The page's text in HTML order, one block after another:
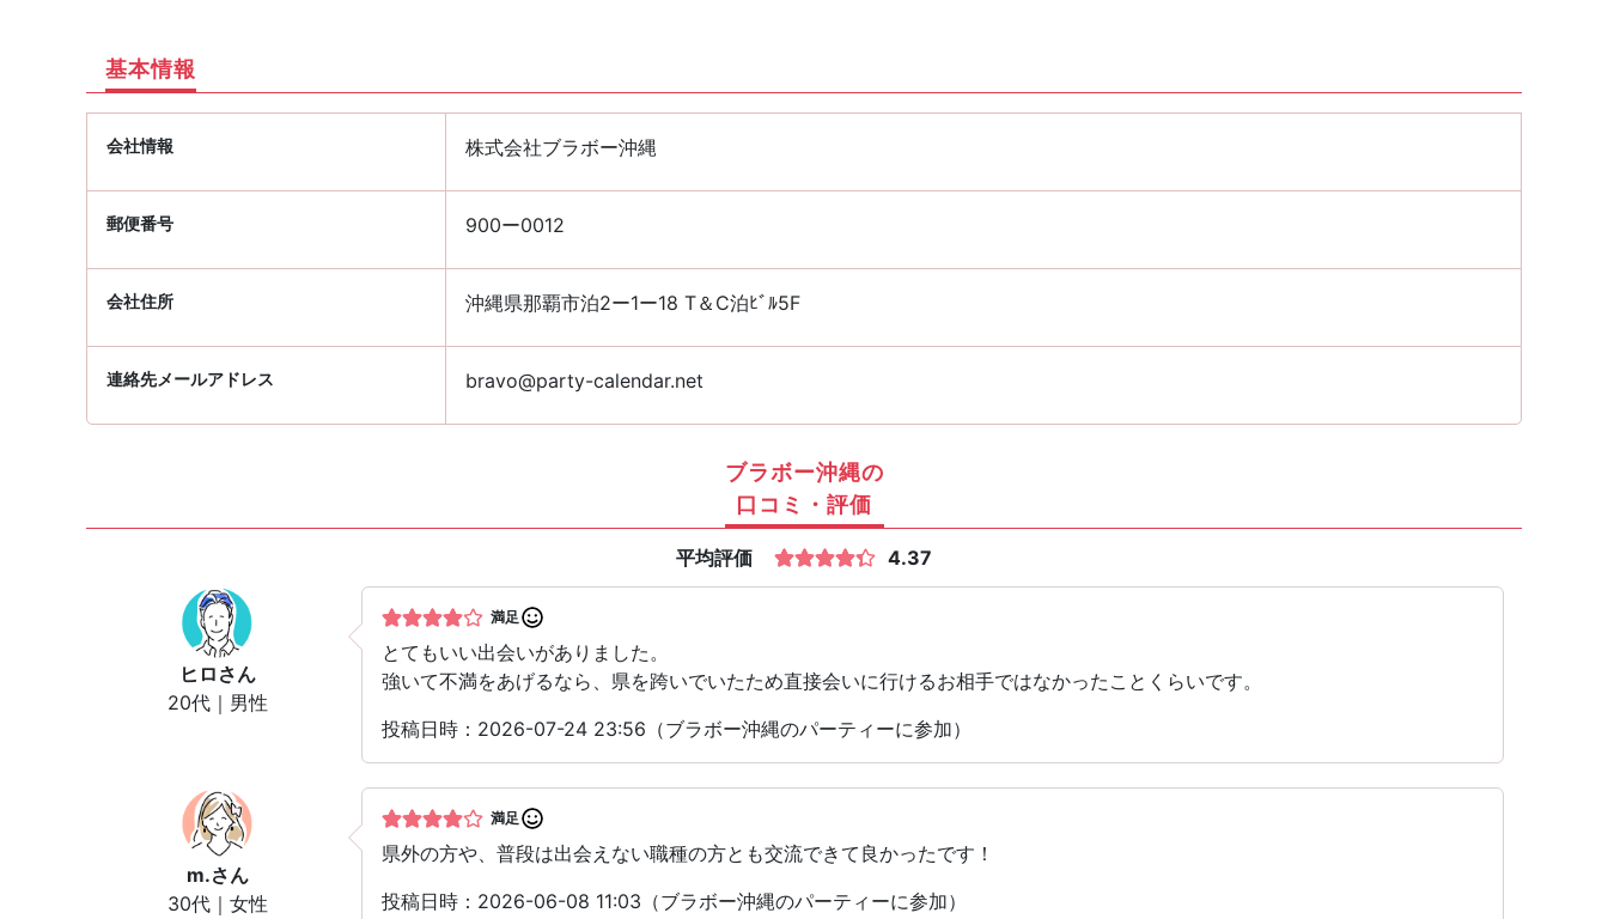
基本情報
会社情報 株式会社ブラボー沖縄
郵便番号 900ー0012
会社住所 沖縄県那覇市泊2ー1ー18 T＆C泊ﾋﾞﾙ5F
連絡先メールアドレス bravo@party-calendar.net
ブラボー沖縄の
口コミ・評価
平均評価 4.37
ヒロ さん
20代｜男性
満足
とてもいい出会いがありました。
強いて不満をあげるなら、県を跨いでいたため直接会いに行けるお相手ではなかったことくらいです。
投稿日時：2026-07-24 23:56（ブラボー沖縄のパーティーに参加）
m.さん
30代｜女性
満足
県外の方や、普段は出会えない職種の方とも交流できて良かったです！
投稿日時：2026-06-08 11:03（ブラボー沖縄のパーティーに参加）